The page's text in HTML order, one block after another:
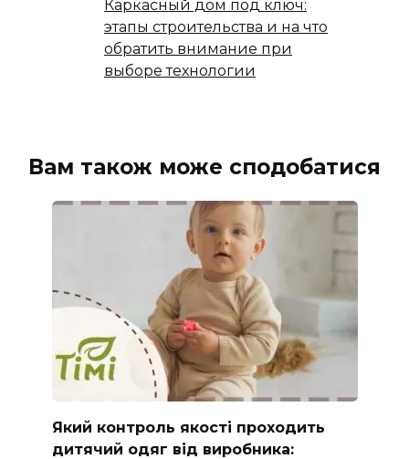
Каркасный дом под ключ:
этапы строительства и на что
обратить внимание при
выборе технологии
Вам також може сподобатися
Який контроль якості проходить
дитячий одяг від виробника: